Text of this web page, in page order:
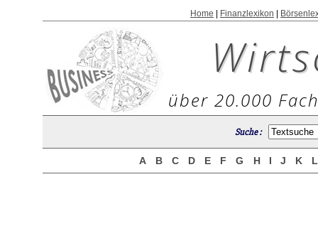
Home Finanzlexikon
über 20.000
Suche :
A B C D E F G H I J K